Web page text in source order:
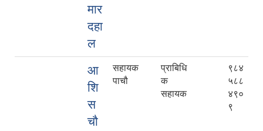
मार
दहा
ल
आ
शि
स
चौ
सहायक
पाचौ
प्राबिधि
क
सहायक
९८४
५८८
४९०
९